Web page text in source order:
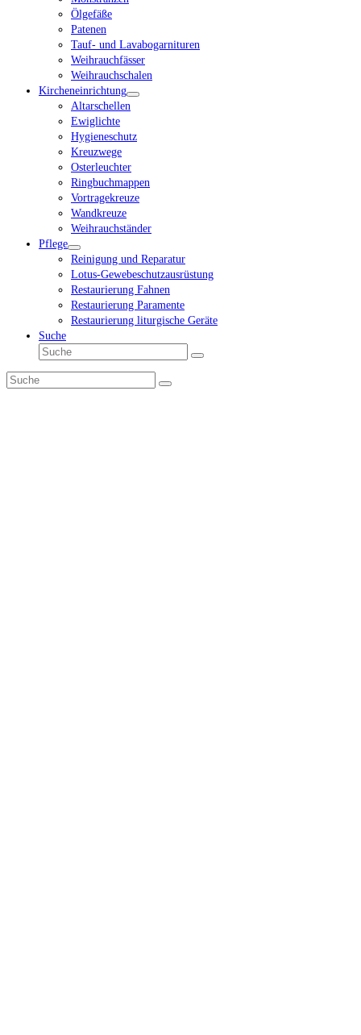
Ölgefäße
Patenen
Tauf- und Lavabogarnituren
Weihrauchfässer
Weihrauchschalen
Kircheneinrichtung
Altarschellen
Ewiglichte
Hygieneschutz
Kreuzwege
Osterleuchter
Ringbuchmappen
Vortragekreuze
Wandkreuze
Weihrauchständer
Pflege
Reinigung und Reparatur
Lotus-Gewebeschutzausrüstung
Restaurierung Fahnen
Restaurierung Paramente
Restaurierung liturgische Geräte
Suche
Suche
Senden
Suche
Senden